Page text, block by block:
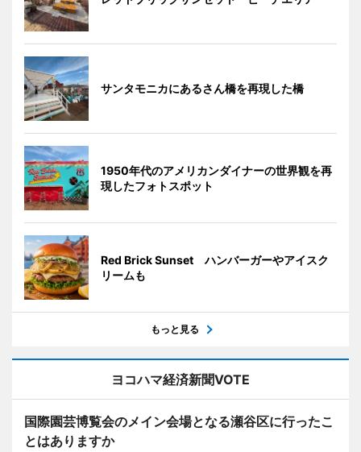
サンタモニカにあるさん橋を再現した橋
1950年代のアメリカンダイナーの世界観を再
現したフォトスポット
Red Brick Sunset ハンバーガーやアイスク
リームも
もっと見る
ヨコハマ経済新聞VOTE
国際園芸博覧会のメイン会場となる瀬谷区に行ったこ
とはありますか